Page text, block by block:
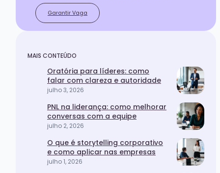
Garantir Vaga
MAIS CONTEÚDO
Oratória para líderes: como
falar com clareza e autoridade
julho 3, 2026
PNL na liderança: como melhorar
conversas com a equipe
julho 2, 2026
O que é storytelling corporativo
e como aplicar nas empresas
julho 1, 2026